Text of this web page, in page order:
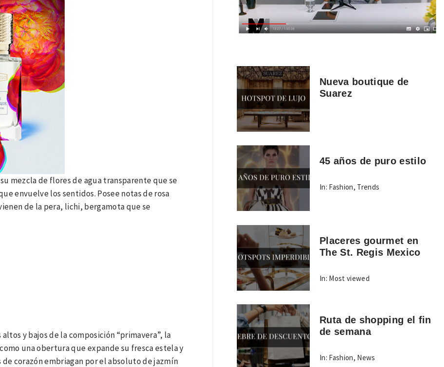
mezcla de flores de agua transparente que se
envuelve los sentidos. Posee notas de rosa
de la pera, lichi, bergamota que se
y bajos de la composición “primavera”, la
una obertura que expande su fresca estela y
corazón embriagan por el absoluto de jazmín
Nueva boutique de
Suarez
45 años de puro estilo
In: Fashion, Trends
Placeres gourmet en
The St. Regis Mexico
In: Most viewed
Ruta de shopping el fin
de semana
In: Fashion, News